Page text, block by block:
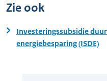
Zie ook
Investeringssubsidie
energiebesparing (ISDE)